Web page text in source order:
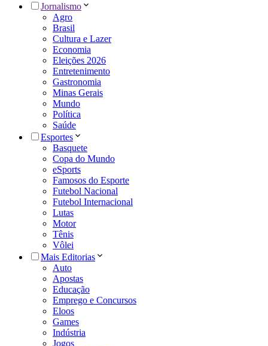
Jornalismo
Agro
Brasil
Cultura e Lazer
Economia
Eleições 2026
Entretenimento
Gastronomia
Minas Gerais
Mundo
Política
Saúde
Esportes
Basquete
Copa do Mundo
eSports
Famosos do Esporte
Futebol Nacional
Futebol Internacional
Lutas
Motor
Tênis
Vôlei
Mais Editorias
Auto
Apostas
Educação
Emprego e Concursos
Eloos
Games
Indústria
Jogos